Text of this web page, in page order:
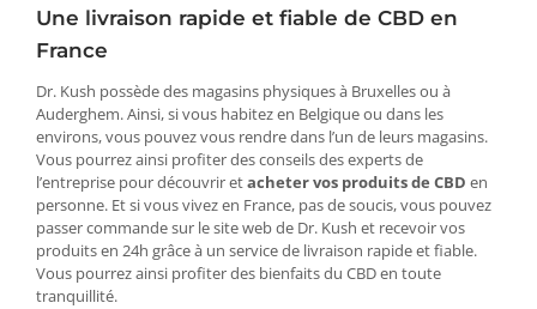
Une livraison rapide et fiable de CBD en
France
Dr. Kush possède des magasins physiques à Bruxelles ou à
Auderghem. Ainsi, si vous habitez en Belgique ou dans les
environs, vous pouvez vous rendre dans l’un de leurs magasins.
Vous pourrez ainsi profiter des conseils des experts de
l’entreprise pour découvrir etacheter vos produits de CBD en
personne. Et si vous vivez en France, pas de soucis, vous pouvez
passer commande sur le site web de Dr. Kush et recevoir vos
produits en 24h grâce à un service de livraison rapide et fiable.
Vous pourrez ainsi profiter des bienfaits du CBD en toute
tranquillité.